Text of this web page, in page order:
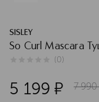
SISLEY
So Curl Mascara
(0)
5 199 ¤ 7 990